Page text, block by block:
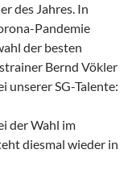
des Jahres. In
Pandemie
der besten
Bernd Vökler
unserer SG-Talente:
der Wahl im
diesmal wieder in